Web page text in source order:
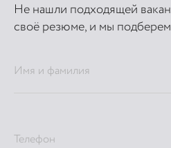
Не нашли подходящей
своё резюме, и мы подберем
Имя и фамилия
Телефон